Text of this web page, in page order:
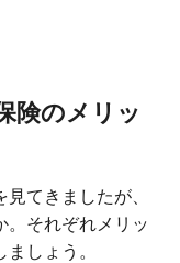
険のメリッ
てきましたが、
。それぞれメリッ
しょう。